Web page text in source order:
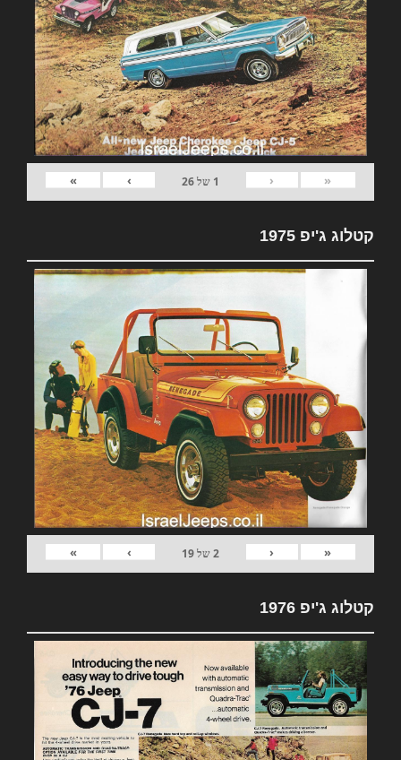
«
‹
1 של26
›
»
קטלוג ג'יפ 1975
«
‹
2של19
›
»
קטלוג ג'יפ 1976